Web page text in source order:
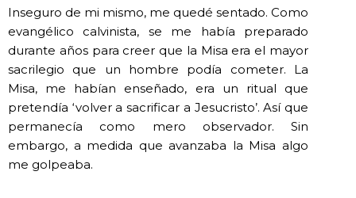
Inseguro de mi mismo, me quedé sentado. Como
evangélico calvinista, se me había preparado
durante años para creer que la Misa era el mayor
sacrilegio que un hombre podía cometer. La
Misa, me habían enseñado, era un ritual que
pretendía ‘volver a sacrificar a Jesucristo’. Así que
permanecía como mero observador. Sin
embargo, a medida que avanzaba la Misa algo
me golpeaba.